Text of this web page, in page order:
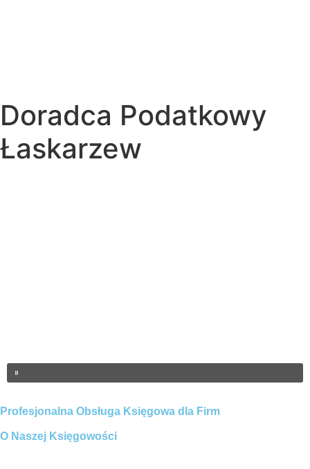
Doradca Podatkowy
Łaskarzew
Profesjonalna Obsługa Księgowa dla Firm
O Naszej Księgowości